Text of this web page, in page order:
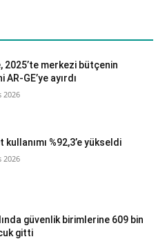
2025’te merkezi bütçenin
AR-GE’ye ayırdı
2026
kullanımı %92,3’e yükseldi
2026
güvenlik birimlerine 609 bin
gitti